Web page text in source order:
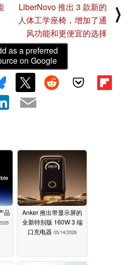
LiberNovo 推出 3 款新的
人体工学座椅，增加了通
风功能和更便宜的选择
⟩
as a preferred
on Google
品
Anker 推出带显示屏的
全新特别版 160W 3 端
口充电器 05/14/2026